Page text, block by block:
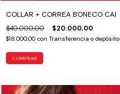
COLLAR + CORREA BONECO CAI
$40.000,00 $20.000,00
$18.000,00 con Transferencia o depósito
COMPRAR